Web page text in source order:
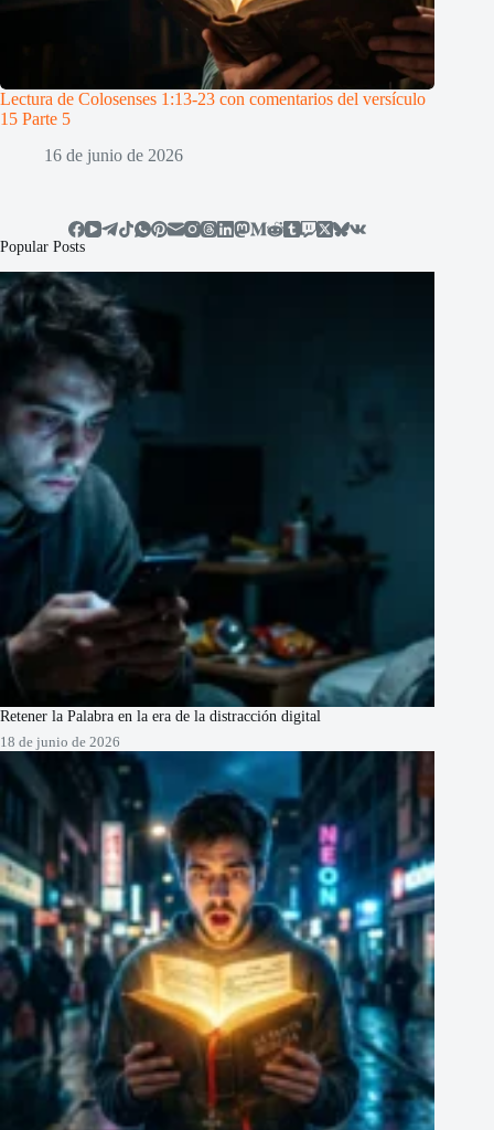
Lectura de Colosenses 1:13-23 con comentarios del versículo
15 Parte 5
16 de junio de 2026
Popular Posts
Retener la Palabra en la era de la distracción digital
18 de junio de 2026